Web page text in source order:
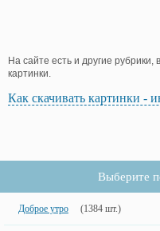
На сайте есть и другие
картинки.
Как скачивать картинки -
Выберите
Доброе утро (1384 шт.)